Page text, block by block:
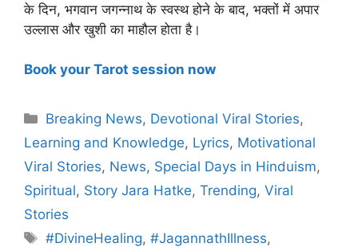
के दिन, भगवान जगन्नाथ के स्वस्थ होने के बाद, भक्तों में अपार
उल्लास और खुशी का माहौल होता है।
Book your Tarot session now
Categories
Breaking News, Devotional Viral Stories,
Learning and Knowledge, Lyrics, Motivational
Viral Stories, News, Special Days in Hinduism,
Spiritual, Story Jara Hatke, Trending, Viral
Stories
Tags
#DivineHealing,#JagannathIllness,